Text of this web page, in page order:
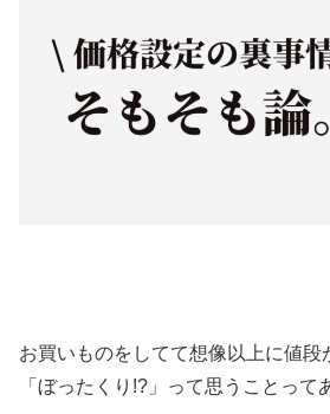
お買いものをしてて想像以上に値段
「ぼったくり!?」って思うことって